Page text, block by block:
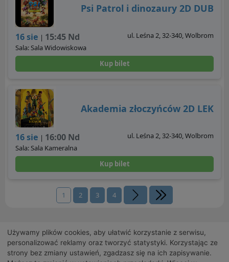
Psi Patrol i dinozaury 2D DUB
16 sie | 15:45 Nd
ul. Leśna 2, 32-340, Wolbrom
Sala: Sala Widowiskowa
Kup bilet
Akademia złoczyńców 2D LEK
16 sie | 16:00 Nd
ul. Leśna 2, 32-340, Wolbrom
Sala: Sala Kameralna
Kup bilet
1 2 3 4
Używamy plików cookies, aby ułatwić korzystanie z serwisu,
personalizować reklamy oraz tworzyć statystyki. Korzystając ze
strony bez zmiany ustawień, zgadzasz się na ich zapisywanie.